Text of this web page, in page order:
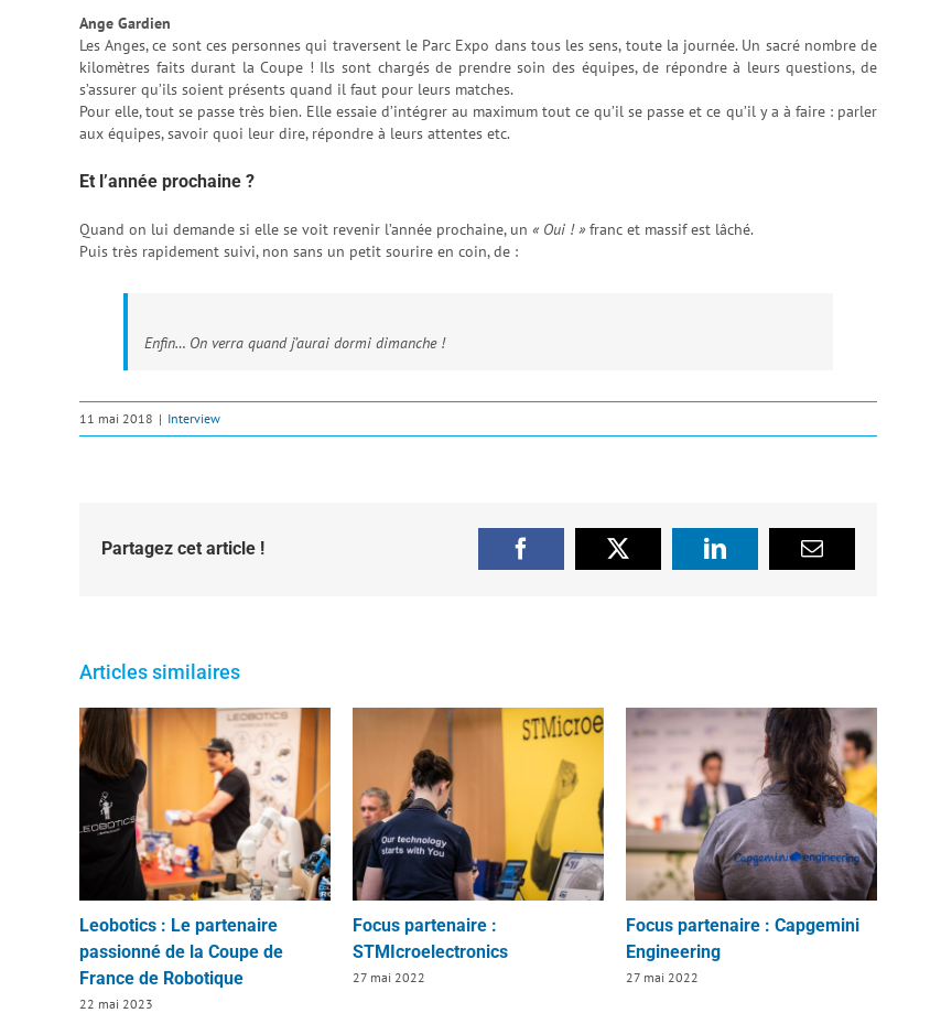
Ange Gardien
Les Anges, ce sont ces personnes qui traversent le Parc Expo dans tous les sens, toute la journée. Un sacré nombre de
kilomètres faits durant la Coupe ! Ils sont chargés de prendre soin des équipes, de répondre à leurs questions, de
s’assurer qu’ils soient présents quand il faut pour leurs matches.
Pour elle, tout se passe très bien. Elle essaie d’intégrer au maximum tout ce qu’il se passe et ce qu’il y a à faire : parler
aux équipes, savoir quoi leur dire, répondre à leurs attentes etc.
Et l’année prochaine ?
Quand on lui demande si elle se voit revenir l’année prochaine, un « Oui ! »franc et massif est lâché.
Puis très rapidement suivi, non sans un petit sourire en coin, de :
Enfin… On verra quand j’aurai dormi dimanche !
11 mai 2018 | Interview
Partagez cet article ! Facebook X LinkedIn Email
Articles similaires
Leobotics : Le partenaire
passionné de la Coupe de
France de Robotique
22 mai 2023
Focus partenaire :
STMIcroelectronics
27 mai 2022
Focus partenaire : Capgemini
Engineering
27 mai 2022